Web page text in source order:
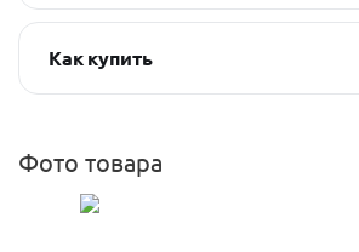
Как купить
Фото товара